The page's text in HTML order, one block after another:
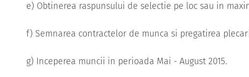
e) Obtinerea raspunsului de selectie pe loc sau in
f) Semnarea contractelor de munca si pregatirea
g) Inceperea muncii in perioada Mai - August 2015.